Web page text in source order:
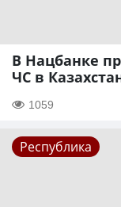
В Нацбанке
ЧС в
1059
Республика